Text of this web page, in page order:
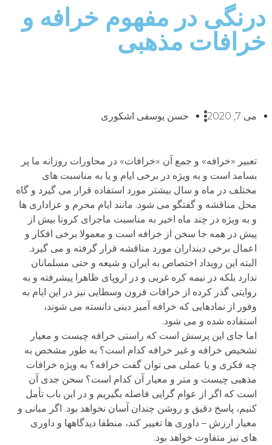
درنگی در مفهوم خرافه و
خرافات مذهبی
می 7, 2020 حسن یوسفی اشکوری
تعبیر «خرافه» و جمع آن «خرافات» در محاورات روزانه ما پر
بسامد است و به ویژه در برخی ایام و یا به مناسبت های
مختلف در ماه و سال بیشتر مورد استفاده قرار می گیرد و گاه
محل مناقشه و گفتگو می شود. مانند ایام محرم و عزاداری ها
و به ویژه در چند ماه اخیر به مناسبت ماجرای کرونا بیش از
پیش در همه جا سخن از خرافه است و معمولا برخی افکار و
اعمال برخی دینداران مورد مناقشه قرار گرفته و می گیرد.
البته این رویداد اختصاص به ایران و شیعه و حتی مسلمانان
ندارد بلکه در نیمه کره غربی و در اروپای ظاهرا پیشرفته و به
روایتی گذر کرده از خرافات قرون وسطایی نیز در این ایام به
وفور از نمادهایی که خرافه آمیز دینی دانسته می شوند،
استفاده شده و می شود.
اما جای این پرسش است که راستی خرافه چیست و معیار
تشخیص خرافه و غیر خرافه کدام است؟ به طور مشخص به
چه فکری و یا عملی می توان گفت خرافه؟ به ویژه خرافات
مذهبی چیست و متر و معیار آن کدام است؟ سحن جدی آن
است که اگر از عوام گرایی فاصله بگیریم و در این باب تأمل
کنیم، پاسخ دقیق و روشن چندان آسان نخواهد بود. اگر مبانی و
معیار ارزش – داوری ها تغییر کند، منطقا دیدگاهها و داوری
های نیز متفاوت خواهد بود.